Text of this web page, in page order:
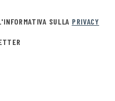
SULLA PRIVACY